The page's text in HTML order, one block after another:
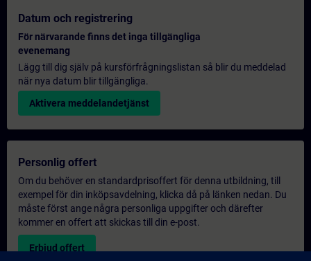
Datum och registrering
För närvarande finns det inga tillgängliga
evenemang
Lägg till dig själv på kursförfrågningslistan så blir du meddelad
när nya datum blir tillgängliga.
Aktivera meddelandetjänst
Personlig offert
Om du behöver en standardprisoffert för denna utbildning, till
exempel för din inköpsavdelning, klicka då på länken nedan. Du
måste först ange några personliga uppgifter och därefter
kommer en offert att skickas till din e-post.
Erbjud offert